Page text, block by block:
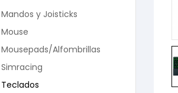
Mandos y Joisticks
Mouse
Mousepads/Alfombrillas
Simracing
Teclados